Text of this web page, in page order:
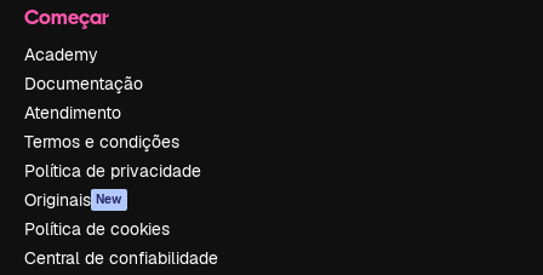
Começar
Academy
Documentação
Atendimento
Termos e condições
Política de privacidade
Originais New
Política de cookies
Central de confiabilidade